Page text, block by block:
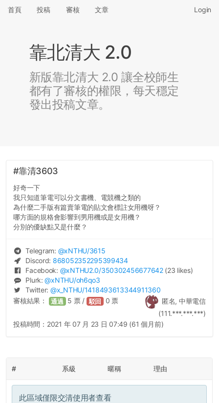
首頁 投稿 審核 文章 Login
靠北清大 2.0
新版靠北清大 2.0 讓全校師生
都有了審核的權限，每天穩定
發出投稿文章。
#靠清3603
好奇一下
我只知道筆電可以分文書機、電競機之類的
為什麼二手版有篇賣筆電的貼文會標註女用機呀？
哪方面的規格會影響到男用機或是女用機？
分別的優缺點又是什麼？
Telegram: @xNTHU/3615
Discord: 868052352295399434
Facebook: @xNTHU2.0/350302456677642 (23 likes)
Plurk:@xNTHU/oh6qo3
Twitter: @x_NTHU/1418493613344911360
匿名, 中華電信
(111.***.***.***)
審核結果： 通過 5 票 / 駁回 0 票
投稿時間： 2021 年 07 月 23 日 07:49 (61 個月前)
# 系級 暱稱 理由
此區域僅限交清使用者查看